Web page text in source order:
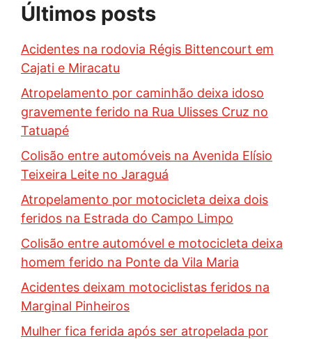
Últimos posts
Acidentes na rodovia Régis Bittencourt em
Cajati e Miracatu
Atropelamento por caminhão deixa idoso
gravemente ferido na Rua Ulisses Cruz no
Tatuapé
Colisão entre automóveis na Avenida Elísio
Teixeira Leite no Jaraguá
Atropelamento por motocicleta deixa dois
feridos na Estrada do Campo Limpo
Colisão entre automóvel e motocicleta deixa
homem ferido na Ponte da Vila Maria
Acidentes deixam motociclistas feridos na
Marginal Pinheiros
Mulher fica ferida após ser atropelada por